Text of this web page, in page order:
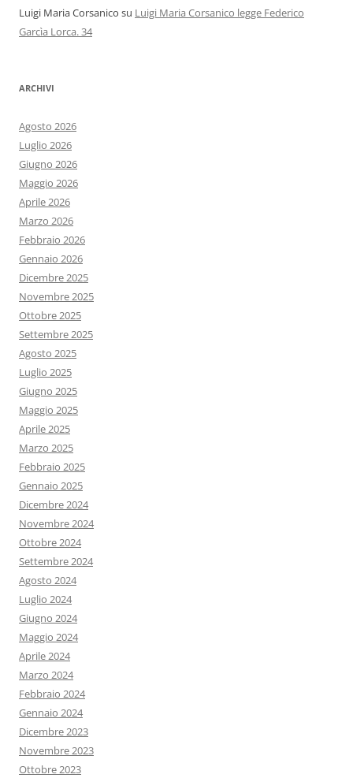
Luigi Maria Corsanico su Luigi Maria Corsanico legge Federico
Garcìa Lorca. 34
ARCHIVI
Agosto 2026
Luglio 2026
Giugno 2026
Maggio 2026
Aprile 2026
Marzo 2026
Febbraio 2026
Gennaio 2026
Dicembre 2025
Novembre 2025
Ottobre 2025
Settembre 2025
Agosto 2025
Luglio 2025
Giugno 2025
Maggio 2025
Aprile 2025
Marzo 2025
Febbraio 2025
Gennaio 2025
Dicembre 2024
Novembre 2024
Ottobre 2024
Settembre 2024
Agosto 2024
Luglio 2024
Giugno 2024
Maggio 2024
Aprile 2024
Marzo 2024
Febbraio 2024
Gennaio 2024
Dicembre 2023
Novembre 2023
Ottobre 2023